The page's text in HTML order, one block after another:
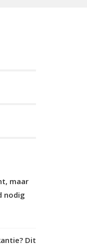
maar
nodig
Dit